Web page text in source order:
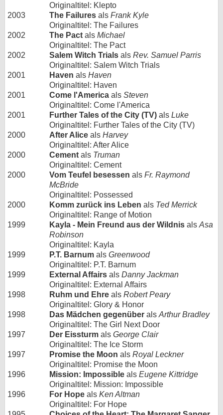
Originaltitel: Klepto
2003
The Failures als Frank Kyle
Originaltitel: The Failures
2002
The Pact als Michael
Originaltitel: The Pact
2002
Salem Witch Trials als Rev. Samuel Parris
Originaltitel: Salem Witch Trials
2001
Haven als Haven
Originaltitel: Haven
2001
Come l'America als Steven
Originaltitel: Come l'America
2001
Further Tales of the City (TV) als Luke
Originaltitel: Further Tales of the City (TV)
2000
After Alice als Harvey
Originaltitel: After Alice
2000
Cement als Truman
Originaltitel: Cement
2000
Vom Teufel besessen als Fr. Raymond
McBride
Originaltitel: Possessed
2000
Komm zurück ins Leben als Ted Merrick
Originaltitel: Range of Motion
1999
Kayla - Mein Freund aus der Wildnis als Asa
Robinson
Originaltitel: Kayla
1999
P.T. Barnum als Greenwood
Originaltitel: P.T. Barnum
1999
External Affairs als Danny Jackman
Originaltitel: External Affairs
1998
Ruhm und Ehre als Robert Peary
Originaltitel: Glory & Honor
1998
Das Mädchen gegenüber als Arthur Bradley
Originaltitel: The Girl Next Door
1997
Der Eissturm als George Clair
Originaltitel: The Ice Storm
1997
Promise the Moon als Royal Leckner
Originaltitel: Promise the Moon
1996
Mission: Impossible als Eugene Kittridge
Originaltitel: Mission: Impossible
1996
For Hope als Ken Altman
Originaltitel: For Hope